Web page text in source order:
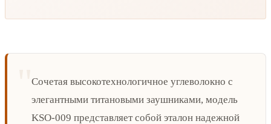
Сочетая высокотехнологичное углеволокно с
элегантными титановыми заушниками, модель
KSO-009 представляет собой эталон надежной